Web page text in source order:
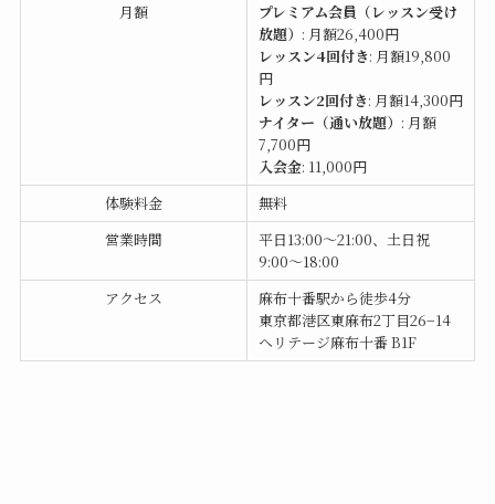
月額
プレミアム会員（レッスン受け
放題） : 月額26,400円
レッスン4回付き: 月額19,800
円
レッスン2回付き: 月額14,300円
ナイター（通い放題） : 月額
7,700円
入会金: 11,000円
体験料金
無料
営業時間
平日13:00〜21:00、土日祝
9:00〜18:00
アクセス
麻布十番駅から徒歩4分
東京都港区東麻布2丁目26−14
ヘリテージ麻布十番 B1F